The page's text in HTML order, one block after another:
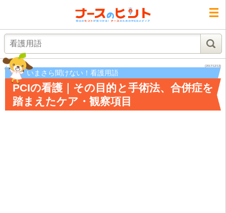
(2017/12/13)
いまさら聞けない！看護用語
PCIの看護｜その目的と手術法、合併症を
踏まえたケア・観察項目